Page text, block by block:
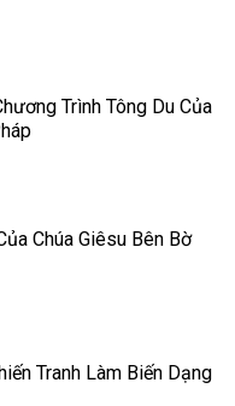
Trình Tông Du Của
Chúa Giêsu Bên Bờ
Tranh Làm Biến Dạng